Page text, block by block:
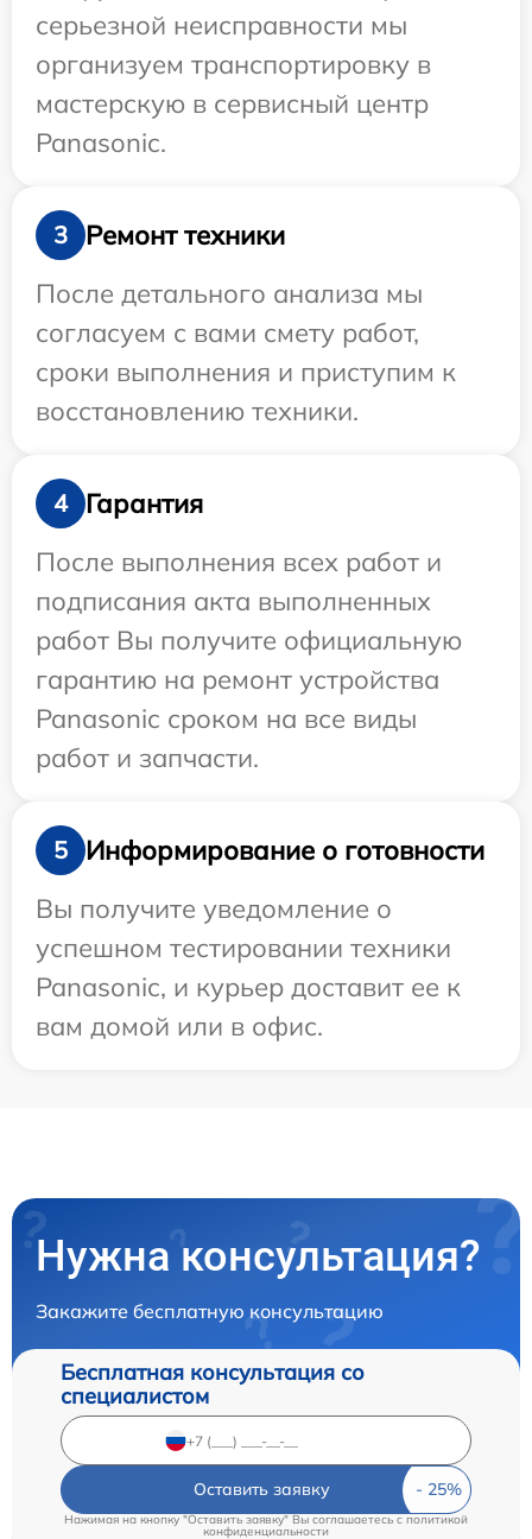
серьезной неисправности мы
организуем транспортировку в
мастерскую в сервисный центр
Panasonic.
3
Ремонт техники
После детального анализа мы
согласуем с вами смету работ,
сроки выполнения и приступим к
восстановлению техники.
4
Гарантия
После выполнения всех работ и
подписания акта выполненных
работ Вы получите официальную
гарантию на ремонт устройства
Panasonic сроком на все виды
работ и запчасти.
5
Информирование о готовности
Вы получите уведомление о
успешном тестировании техники
Panasonic, и курьер доставит ее к
вам домой или в офис.
Нужна консультация?
Закажите бесплатную консультацию
Бесплатная консультация со
специалистом
Оставить заявку
Нажимая на кнопку "Оставить заявку" Вы соглашаетесь cполитикой
конфиденциальности